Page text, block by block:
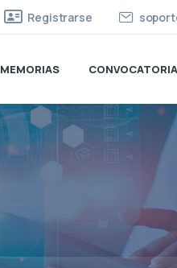
Registrarse
MEMORIAS